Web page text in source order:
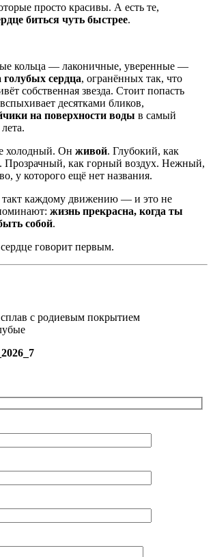
просто красивы. А есть те,
биться чуть быстрее.
кольца — лаконичные, уверенные —
голубых сердца, огранённых так, что
собственная звезда. Стоит попасть
десятками бликов,
на поверхности воды в самый
холодный. Он живой. Глубокий, как
Прозрачный, как горный воздух. Нежный,
у которого ещё нет названия.
такт каждому движению — и это не
жизнь прекрасна, когда ты
собой.
говорит первым.
с родиевым покрытием